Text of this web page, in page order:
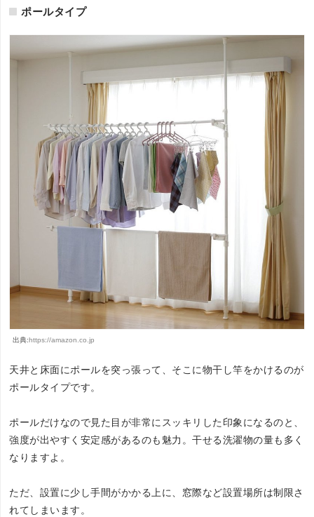
ポールタイプ
出典:https://amazon.co.jp
天井と床面にポールを突っ張って、そこに物干し竿をかけるのが
ポールタイプです。
ポールだけなので見た目が非常にスッキリした印象になるのと、
強度が出やすく安定感があるのも魅力。干せる洗濯物の量も多く
なりますよ。
ただ、設置に少し手間がかかる上に、窓際など設置場所は制限さ
れてしまいます。